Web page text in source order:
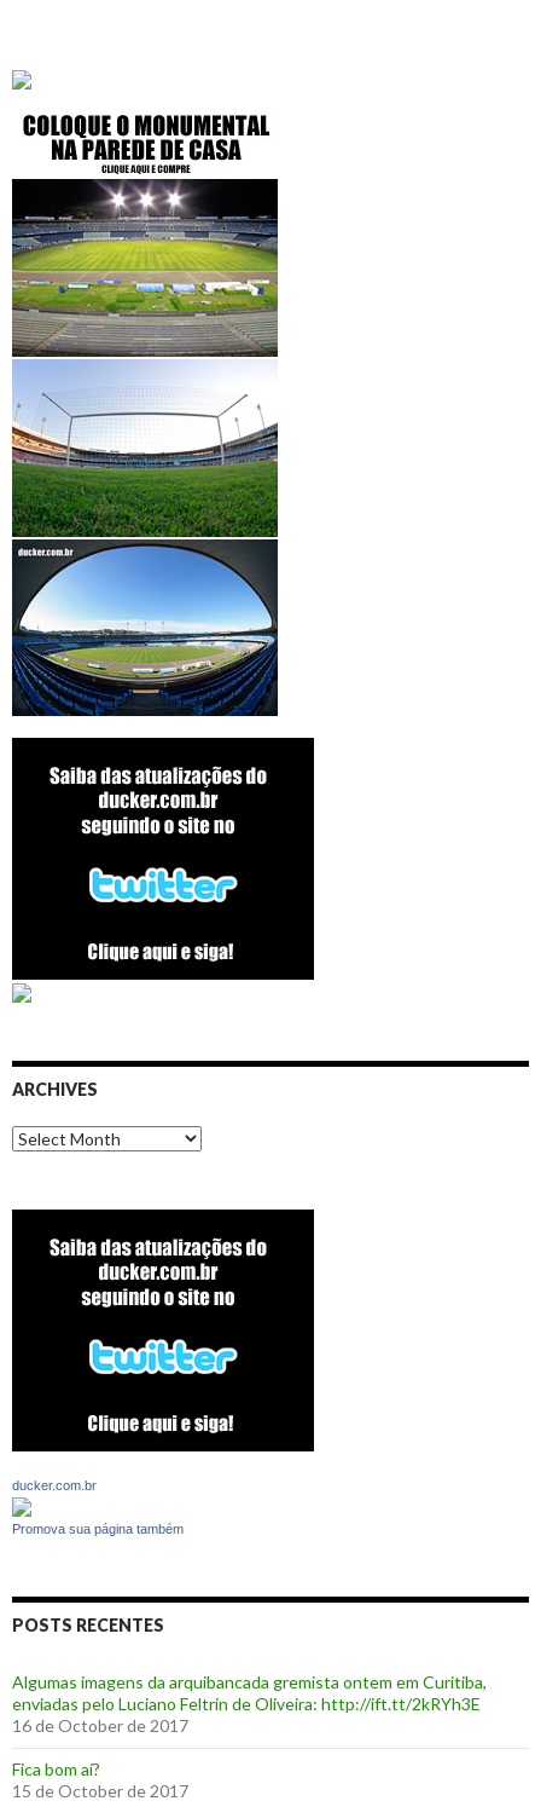
ARCHIVES
Archives
ducker.com.br
Promova sua página também
POSTS RECENTES
Algumas imagens da arquibancada gremista ontem em Curitiba,
enviadas pelo Luciano Feltrin de Oliveira: http://ift.tt/2kRYh3E
16 de October de 2017
‪Fica bom aí?‬
15 de October de 2017